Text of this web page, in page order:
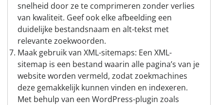
snelheid door ze te comprimeren zonder verlies
van kwaliteit. Geef ook elke afbeelding een
duidelijke bestandsnaam en alt-tekst met
relevante zoekwoorden.
Maak gebruik van XML-sitemaps: Een XML-
sitemap is een bestand waarin alle pagina’s van je
website worden vermeld, zodat zoekmachines
deze gemakkelijk kunnen vinden en indexeren.
Met behulp van een WordPress-plugin zoals